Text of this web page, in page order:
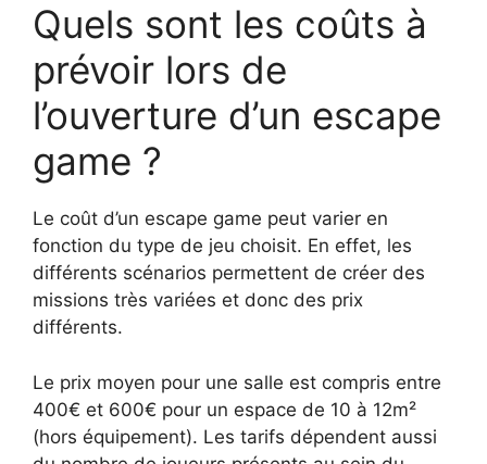
Quels sont les coûts à
prévoir lors de
l’ouverture d’un escape
game ?
Le coût d’un escape game peut varier en
fonction du type de jeu choisit. En effet, les
différents scénarios permettent de créer des
missions très variées et donc des prix
différents.
Le prix moyen pour une salle est compris entre
400€ et 600€ pour un espace de 10 à 12m²
(hors équipement). Les tarifs dépendent aussi